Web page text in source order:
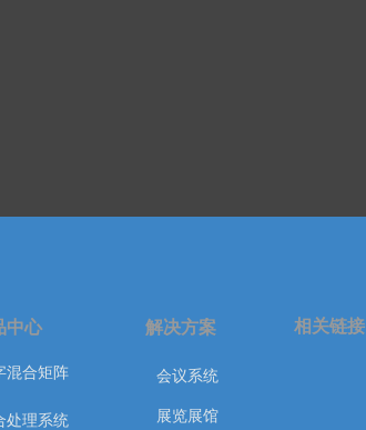
中心
混合矩阵
处理系统
会议系统
展览展馆
解决方案 相关链接